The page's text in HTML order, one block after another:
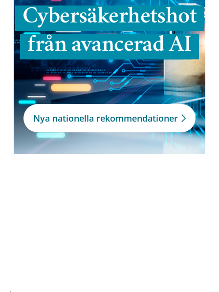
Cybersäkerhetshot
från avancerad AI
Nya nationella rekommendationer